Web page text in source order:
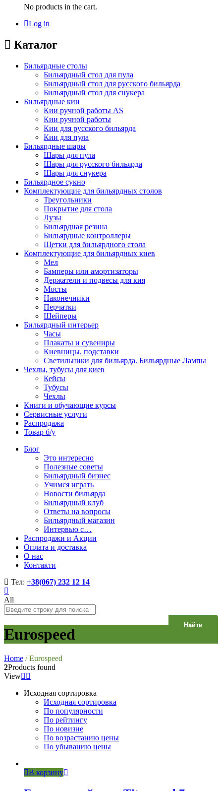
No products in the cart.
Log in
Каталог
Бильярдные столы
Бильярдный стол для пула
Бильярдный стол для русского бильярда
Бильярдный стол для снукера
Бильярдные кии
Кии ручной работы AS
Кии ручной работы
Кии для русского бильярда
Кии для пула
Бильярдные шары
Шары для пула
Шары для русского бильярда
Шары для снукера
Бильярдное сукно
Комплектующие для бильярдных столов
Треугольники
Покрытие для стола
Лузы
Бильярдная резина
Бильярдные контроллеры
Щетки для бильярдного стола
Комплектующие для бильярдных киев
Мел
Бамперы или амортизаторы
Держатели и подвесы для кия
Мосты
Наконечники
Перчатки
Шейперы
Бильярдный интерьер
Часы
Плакаты и сувениры
Киевницы, подставки
Светильники для бильярда. Бильярдные Лампы
Чехлы, тубусы для киев
Кейсы
Тубусы
Чехлы
Книги и обучающие курсы
Сервисные услуги
Распродажа
Товар б/у
Блог
Это интересно
Полезные советы
Бильярдный бизнес
Учимся играть
Новости бильярда
Бильярдный клуб
Ответы на вопросы
Бильярдный магазин
Интервью с…
Распродажи и Акции
Оплата и доставка
О нас
Контакти
Тел: +38(067) 232 12 14
All
Найти
Eurospeed
Home / Eurospeed
2Products found
View
Исходная сортировка
Исходная сортировка
По популярности
По рейтингу
По новизне
По возрастанию цены
По убыванию цены
В корзину